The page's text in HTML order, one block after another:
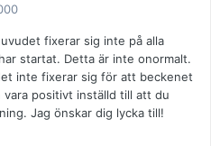
fixerar sig inte på alla
startat. Detta är inte onormalt.
inte fixerar sig för att beckenet
positivt inställd till att du
Jag önskar dig lycka till!